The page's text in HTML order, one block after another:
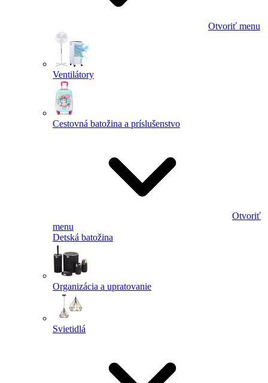
Otvoriť menu
Ventilátory
Cestovná batožina a príslušenstvo
Otvoriť
menu
Detská batožina
Organizácia a upratovanie
Svietidlá